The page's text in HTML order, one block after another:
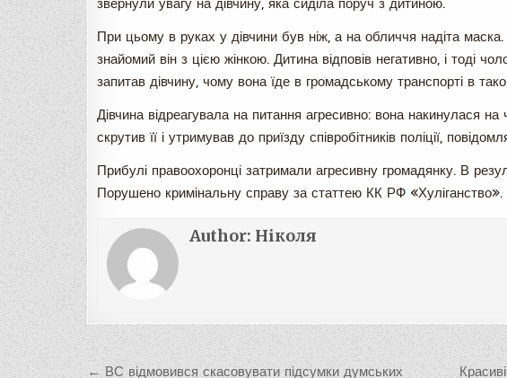
При цьому в руках у дівчини був ніж, а на обличчя надіта
знайомий він з цією жінкою. Дитина відповів негативно, і тоді
запитав дівчину, чому вона їде в громадському транспорті в
Дівчина відреагувала на питання агресивно: вона накинулася на
скрутив її і утримував до приїзду співробітників поліції,
Прибулі правоохоронці затримали агресивну громадянку. В
Порушено кримінальну справу за статтею КК РФ «Хуліганство».
Author: Ніколя
← ВС відмовився скасовувати підсумки думських